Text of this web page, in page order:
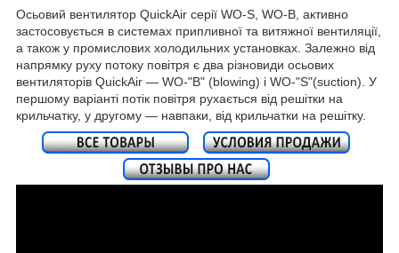
Осьовий вентилятор QuickAir серії WO-S, WO-B, активно
застосовується в системах припливної та витяжної вентиляції,
а також у промислових холодильних установках. Залежно від
напрямку руху потоку повітря є два різновиди осьових
вентиляторів QuickAir — WO-"B" (blowing) і WO-"S"(suction). У
першому варіанті потік повітря рухається від решітки на
крильчатку, у другому — навпаки, від крильчатки на решітку.